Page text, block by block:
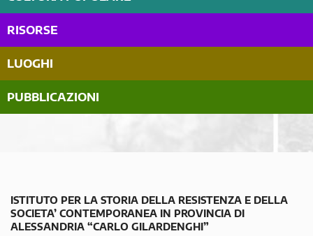
RISORSE
LUOGHI
PUBBLICAZIONI
ISTITUTO PER LA STORIA DELLA RESISTENZA E DELLA
SOCIETA’ CONTEMPORANEA IN PROVINCIA DI
ALESSANDRIA “CARLO GILARDENGHI”